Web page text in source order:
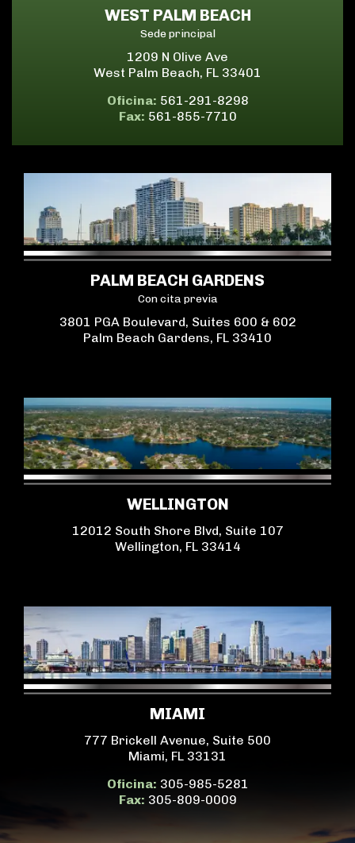
WEST PALM BEACH
Sede principal
1209 N Olive Ave
West Palm Beach, FL 33401
Oficina: 561-291-8298
Fax: 561-855-7710
PALM BEACH GARDENS
Con cita previa
3801 PGA Boulevard, Suites 600 & 602
Palm Beach Gardens, FL 33410
WELLINGTON
12012 South Shore Blvd, Suite 107
Wellington, FL 33414
MIAMI
777 Brickell Avenue, Suite 500
Miami, FL 33131
Oficina: 305-985-5281
Fax: 305-809-0009